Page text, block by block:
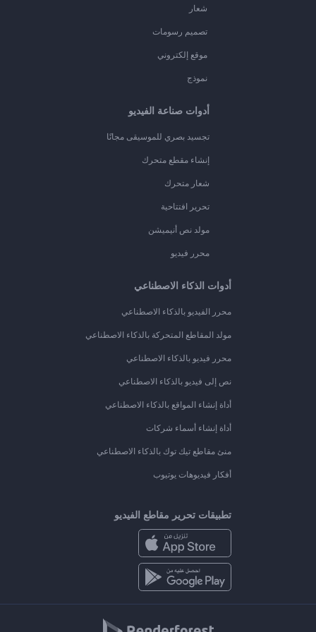
شعار
تصميم رسومات
موقع إلكتروني
نموذج
أدوات صناعة الفيديو
تجسيد بصري للموسيقى مجانًا
إنشاء مقطع متحرك
شعار متحرك
تحرير افتتاحية
مولد نص أنيميشن
محرر فيديو
أدوات الذكاء الاصطناعي
محرر الفيديو بالذكاء الاصطناعي
مولد المقاطع المتحركة بالذكاء الاصطناعي
محرر فيديو بالذكاء الاصطناعي
نص إلى فيديو بالذكاء الاصطناعي
أداة إنشاء المواقع بالذكاء الاصطناعي
أداة إنشاء أسماء شركات
منئ مقاطع تيك توك بالذكاء الاصطناعي
أفكار فيديوهات يوتيوب
تطبيقات تحرير مقاطع الفيديو